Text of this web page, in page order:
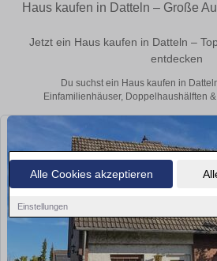
Alle Cookies akzeptieren
Einstellungen
Haus kaufen in Datteln – Große
Jetzt ein Haus kaufen in Datteln –
entdecken
Du suchst ein Haus kaufen in
Einfamilienhäuser, Doppelhaushälften